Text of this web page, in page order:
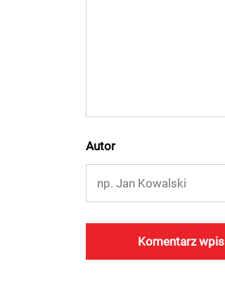
Autor